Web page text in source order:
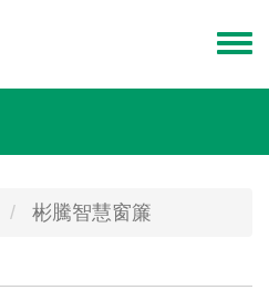
menu
彬騰智慧窗簾